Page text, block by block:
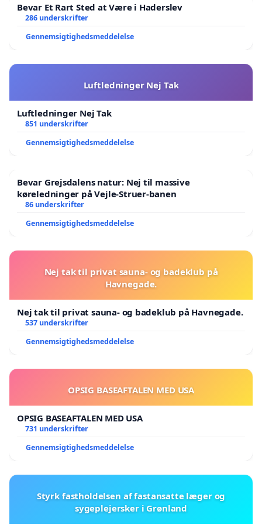
Bevar Et Rart Sted at Være i Haderslev
286 underskrifter
Gennemsigtighedsmeddelelse
Luftledninger Nej Tak
Luftledninger Nej Tak
851 underskrifter
Gennemsigtighedsmeddelelse
Bevar Grejsdalens natur: Nej til massive
køreledninger på Vejle-Struer-banen
86 underskrifter
Gennemsigtighedsmeddelelse
Nej tak til privat sauna- og badeklub på
Havnegade.
Nej tak til privat sauna- og badeklub på Havnegade.
537 underskrifter
Gennemsigtighedsmeddelelse
OPSIG BASEAFTALEN MED USA
OPSIG BASEAFTALEN MED USA
731 underskrifter
Gennemsigtighedsmeddelelse
Styrk fastholdelsen af fastansatte læger og
sygeplejersker i Grønland